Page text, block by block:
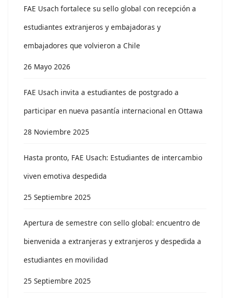
FAE Usach fortalece su sello global con recepción a
estudiantes extranjeros y embajadoras y
embajadores que volvieron a Chile
26 Mayo 2026
FAE Usach invita a estudiantes de postgrado a
participar en nueva pasantía internacional en Ottawa
28 Noviembre 2025
Hasta pronto, FAE Usach: Estudiantes de intercambio
viven emotiva despedida
25 Septiembre 2025
Apertura de semestre con sello global: encuentro de
bienvenida a extranjeras y extranjeros y despedida a
estudiantes en movilidad
25 Septiembre 2025